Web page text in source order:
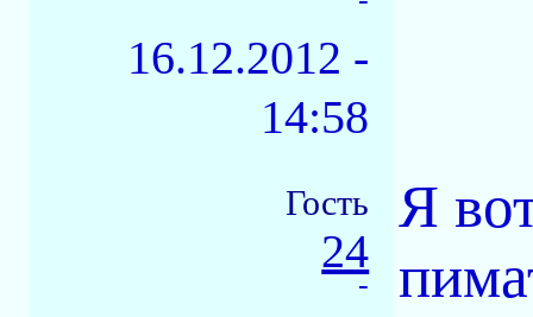
16.12.2012 -
14:58
Гость
24
-
Я